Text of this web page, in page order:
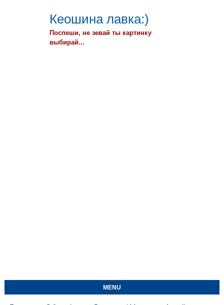
Кеошина лавка:)
Поспеши, не зевай ты картинку
выбирай...
MENU